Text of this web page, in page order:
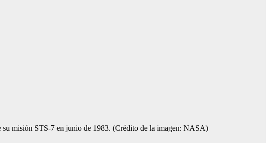
misión STS-7 en junio de 1983. (Crédito de la imagen: NASA)